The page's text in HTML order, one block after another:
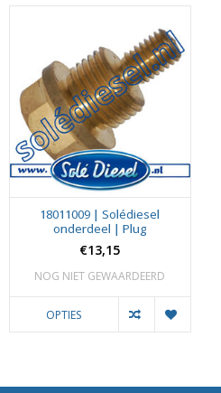
18011009 | Solédiesel
onderdeel | Plug
€13,15
NOG NIET GEWAARDEERD
OPTIES